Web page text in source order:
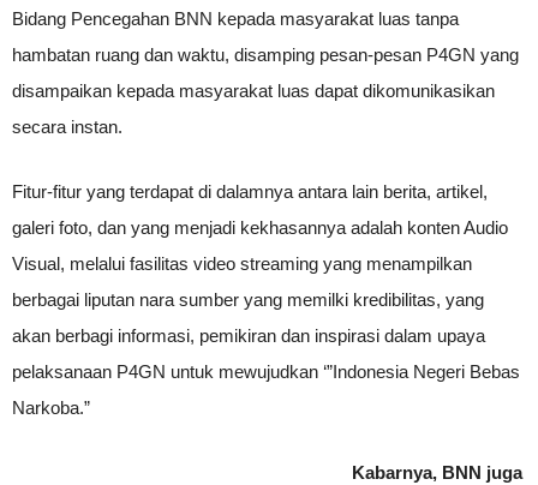
Bidang Pencegahan BNN kepada masyarakat luas tanpa
hambatan ruang dan waktu, disamping pesan-pesan P4GN yang
disampaikan kepada masyarakat luas dapat dikomunikasikan
secara instan.
Fitur-fitur yang terdapat di dalamnya antara lain berita, artikel,
galeri foto, dan yang menjadi kekhasannya adalah konten Audio
Visual, melalui fasilitas video streaming yang menampilkan
berbagai liputan nara sumber yang memilki kredibilitas, yang
akan berbagi informasi, pemikiran dan inspirasi dalam upaya
pelaksanaan P4GN untuk mewujudkan ‘”Indonesia Negeri Bebas
Narkoba.”
Kabarnya, BNN juga